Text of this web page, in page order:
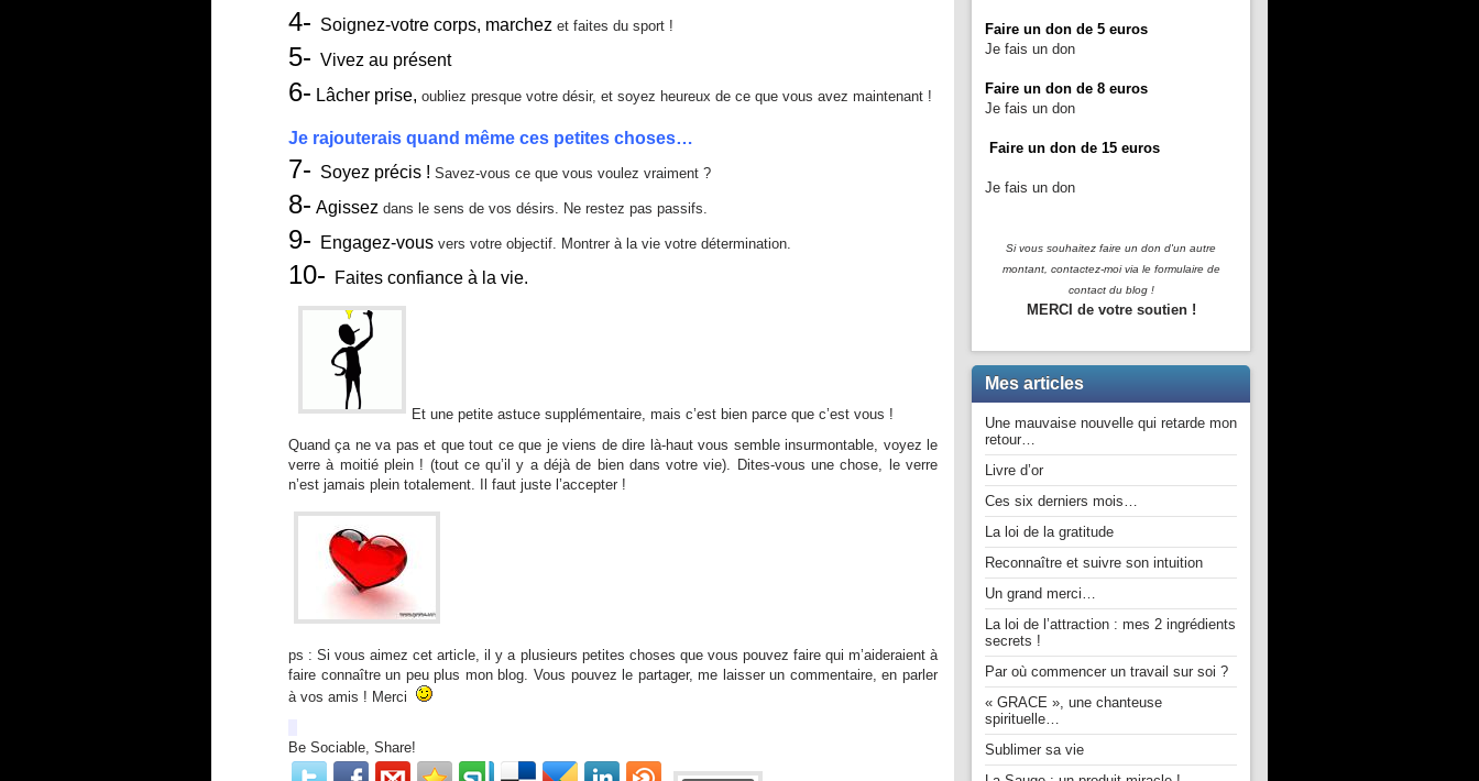
4- Soignez-votre corps, marchez et faites du sport !
5- Vivez au présent
6- Lâcher prise, oubliez presque votre désir, et soyez heureux de ce que vous avez maintenant !
Je rajouterais quand même ces petites choses…
7- Soyez précis ! Savez-vous ce que vous voulez vraiment ?
8- Agissez dans le sens de vos désirs. Ne restez pas passifs.
9- Engagez-vous vers votre objectif. Montrer à la vie votre détermination.
10- Faites confiance à la vie.
Et une petite astuce supplémentaire, mais c’est bien parce que c’est vous !
Quand ça ne va pas et que tout ce que je viens de dire là-haut vous semble insurmontable, voyez le
verre à moitié plein ! (tout ce qu’il y a déjà de bien dans votre vie). Dites-vous une chose, le verre
n’est jamais plein totalement. Il faut juste l’accepter !
ps : Si vous aimez cet article, il y a plusieurs petites choses que vous pouvez faire qui m’aideraient à
faire connaître un peu plus mon blog. Vous pouvez le partager, me laisser un commentaire, en parler
à vos amis ! Merci
Be Sociable, Share!
Faire un don de 5 euros
Je fais un don
Faire un don de 8 euros
Je fais un don
Faire un don de 15 euros
Je fais un don
Si vous souhaitez faire un don d'un autre
montant, contactez-moivia le formulaire de
contact du blog !
MERCI de votre soutien !
Mes articles
Une mauvaise nouvelle qui retarde mon
retour…
Livre d’or
Ces six derniers mois…
La loi de la gratitude
Reconnaître et suivre son intuition
Un grand merci…
La loi de l’attraction : mes 2 ingrédients
secrets !
Par où commencer un travail sur soi ?
« GRACE », une chanteuse
spirituelle…
Sublimer sa vie